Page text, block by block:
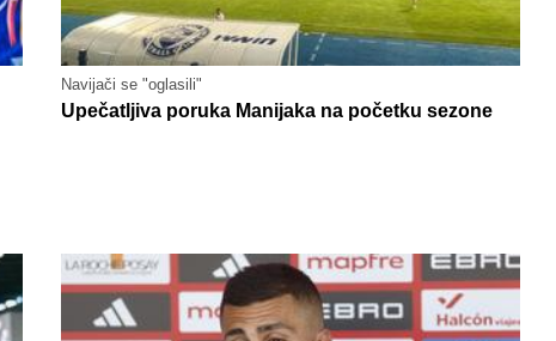
Navijači se "oglasili"
Upečatljiva poruka Manijaka na početku sezone